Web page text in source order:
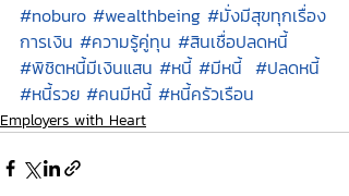
#noburo #wealthbeing #มั่งมีสุขทุกเรื่อง
การเงิน #ความรู้คู่ทุน #สินเชื่อปลดหนี้
#พิชิตหนี้มีเงินแสน #หนี้ #มีหนี้ #ปลดหนี้
#หนี้รวย #คนมีหนี้ #หนี้ครัวเรือน
Employers with Heart